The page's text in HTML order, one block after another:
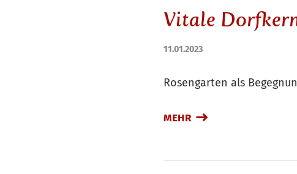
Vitale
11.01.2023
Rosengarten als
MEHR